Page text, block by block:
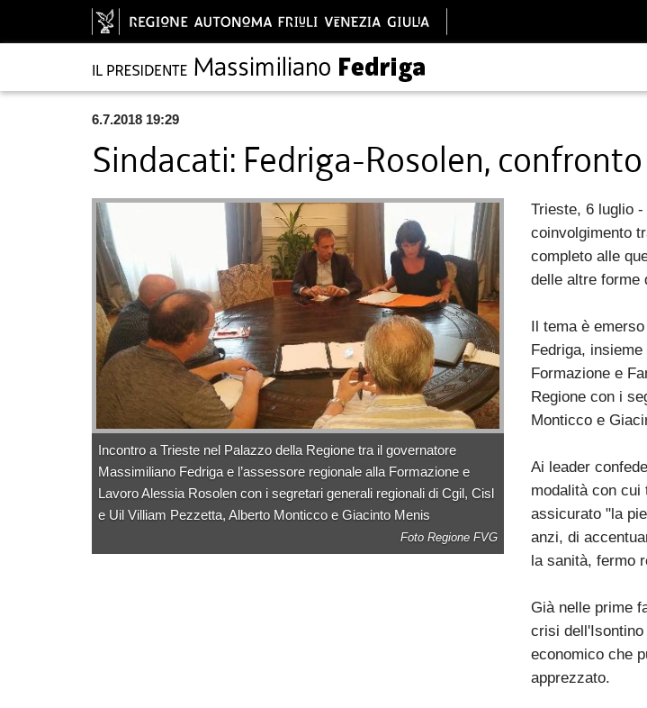
6.7.2018 19:29
Sindacati: Fedriga-Rosolen,
Incontro a Trieste nel Palazzo della Regione tra il governatore
Massimiliano Fedriga e l’assessore regionale alla Formazione e
Lavoro Alessia Rosolen con i segretari generali regionali di Cgil, Cisl
e Uil Villiam Pezzetta, Alberto Monticco e Giacinto Menis
Foto Regione FVG
Trieste, 6 luglio
coinvolgimento
completo alle
delle altre forme
Il tema è
Fedriga,
Formazione e
Regione con i
Monticco e
Ai leader
modalità con cui
assicurato "la
anzi, di
la sanità, fermo
Già nelle prime
crisi
economico che
apprezzato.